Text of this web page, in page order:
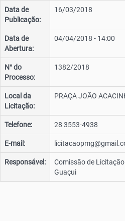
Data de
Publicação:
16/03/2018
Data de
Abertura:
04/04/2018 - 14:00
N° do
Processo:
1382/2018
Local da
Licitação:
PRAÇA JOÃO
Telefone: 28 3553-4938
E-mail:
Responsável:
Comissão de
Guaçui